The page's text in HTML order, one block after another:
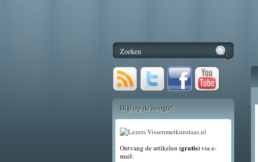
Blijf op de hoogte!
Ontvang de artikelen (gratis)via e-
mail: